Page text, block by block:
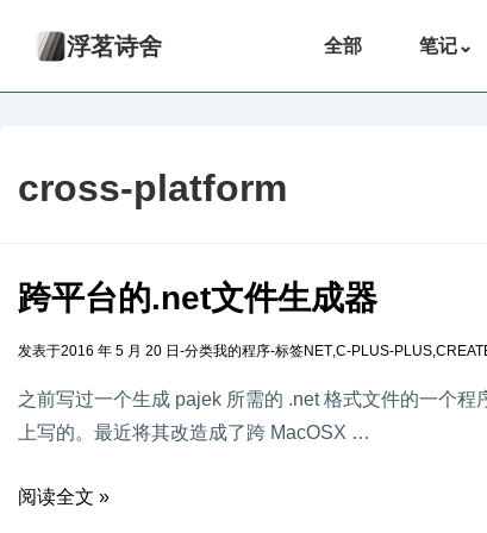
浮茗诗舍 全部 笔记⌄
cross-platform
跨平台的.net文件生成器
发表于2016 年 5 月 20 日 -分类我的程序-标签NET,C-PLUS-PLUS,
之前写过一个生成 pajek 所需的 .net 格式文件的一个
上写的。最近将其改造成了跨 MacOSX …
阅读全文 »